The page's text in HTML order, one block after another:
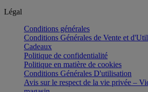
Légal
Conditions générales
Conditions Générales de Vente et
Cadeaux
Politique de confidentialité
Politique en matière de cookies
Conditions Générales D'utilisation
Avis sur le respect de la vie privée –